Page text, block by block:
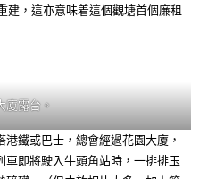
建，這亦意味着這個觀塘首個廉租
廈露台。
鐵或巴士，總會經過花園大廈，
即將駛入牛頭角站時，一排排玉